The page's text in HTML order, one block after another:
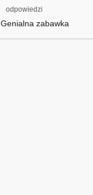
odpowiedzi
Genialna zabawka